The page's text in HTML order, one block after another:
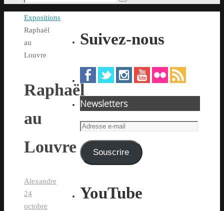
:
Rechercher
Accueil
Expositions
Raphaël
au
Louvre
Raphaël
au
Louvre
Alexandre
24
octobre
Suivez-nous
Newsletters
Adresse
mail Souscrire
YouTube